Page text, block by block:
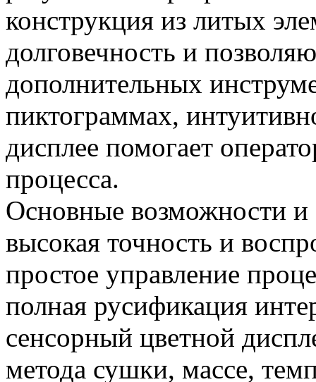
конструкция из литых
долговечность и
дополнительных
пиктограммах,
дисплее помогает
процесса.
Основные возможности и
высокая точность и
простое управление
полная русификация
сенсорный цветной
метода сушки, массе,